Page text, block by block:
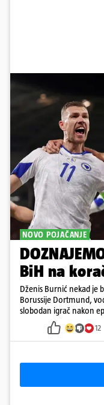
NOVO POJAČANJE
BiH na
Dženis Burnić nekad je
Borussije Dortmund,
slobodan igrač nakon
konkurenciju u veznom
12